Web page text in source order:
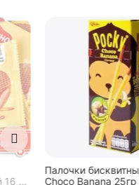
Палочки бисквитные
Choco Banana 25гр